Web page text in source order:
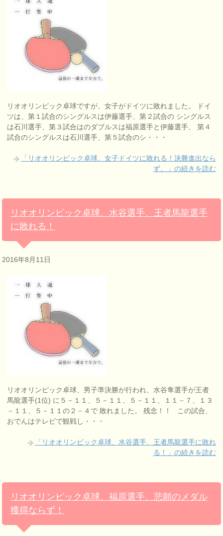
リオオリンピック卓球ですが、女子がドイツに敗れました。 ドイ
ツは、第１試合のシングルスは伊藤選手、第２試合の シングルス
は石川選手、第３試合はのダブルスは福原選手と伊藤選手、 第４
試合のシングルスは石川選手、第５試合のシ・・・
「リオオリンピック卓球、女子ドイツに敗れる！決勝進出なら
ず。」の続きを読む
リオオリンピック卓球、水谷選手、王者馬龍選手
に敗れる！
2016年8月11日
リオオリンピック卓球、男子準決勝が行われ、水谷隼選手が王者
馬龍選手(1位) に５－１１、５－１１、５－１１、１１－７、１３
－１１、５－１１の２－４で 敗れました。 残念！！ この試合、
おでんはテレビで観戦し・・・
「リオオリンピック卓球、水谷選手、王者馬龍選手に敗れ
る！」の続きを読む
リオオリンピック卓球、福原選手、悲願のメダル
獲得ならず！